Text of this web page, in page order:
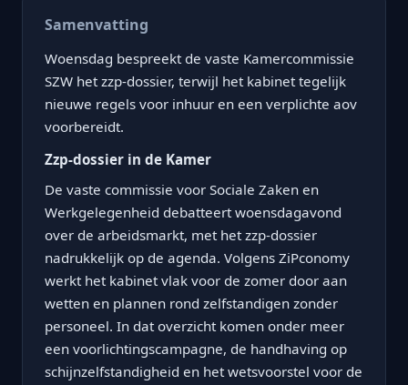
Samenvatting
Woensdag bespreekt de vaste Kamercommissie
SZW het zzp-dossier, terwijl het kabinet tegelijk
nieuwe regels voor inhuur en een verplichte aov
voorbereidt.
Zzp-dossier in de Kamer
De vaste commissie voor Sociale Zaken en
Werkgelegenheid debatteert woensdagavond
over de arbeidsmarkt, met het zzp-dossier
nadrukkelijk op de agenda. Volgens ZiPconomy
werkt het kabinet vlak voor de zomer door aan
wetten en plannen rond zelfstandigen zonder
personeel. In dat overzicht komen onder meer
een voorlichtingscampagne, de handhaving op
schijnzelfstandigheid en het wetsvoorstel voor de